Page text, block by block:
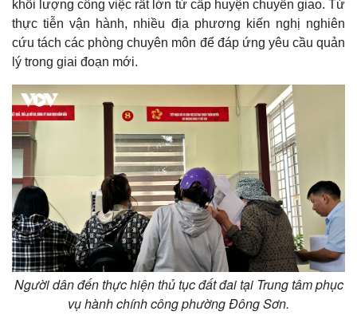
khối lượng công việc rất lớn từ cấp huyện chuyển giao. Từ
thực tiễn vận hành, nhiều địa phương kiến nghị nghiên
cứu tách các phòng chuyên môn để đáp ứng yêu cầu quản
lý trong giai đoạn mới.
Người dân đến thực hiện thủ tục đất đai tại Trung tâm phục
vụ hành chính công phường Đông Sơn.